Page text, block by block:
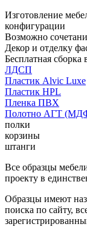
Изготовление
конфигурации
Возможно
Декор и отделку
Бесплатная сборка
ЛДСП
Пластик Alvic Luxe
Пластик HPL
Пленка ПВХ
Полотно АГТ
полки
корзины
штанги
Все образцы
проекту в
Образцы имеют
поиска по сайту,